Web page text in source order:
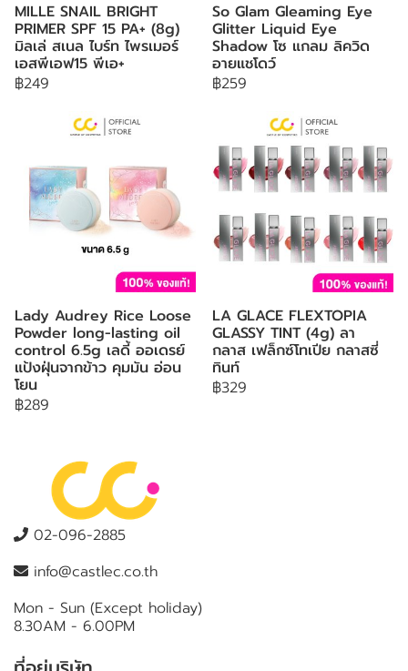
MILLE SNAIL BRIGHT
PRIMER SPF 15 PA+ (8g)
มิลเล่ สเนล ไบร์ท ไพรเมอร์
เอสพีเอฟ15 พีเอ+
฿249
So Glam Gleaming Eye
Glitter Liquid Eye
Shadow โซ แกลม ลิควิด
อายแชโดว์
฿259
Lady Audrey Rice Loose
Powder long-lasting oil
control 6.5g เลดี้ ออเดรย์
แป้งฝุ่นจากข้าว คุมมัน อ่อน
โยน
฿289
LA GLACE FLEXTOPIA
GLASSY TINT (4g) ลา
กลาส เฟล็กซ์โทเปีย กลาสซี่
ทินท์
฿329
02-096-2885
info@castlec.co.th
Mon - Sun (Except holiday)
8.30AM - 6.00PM